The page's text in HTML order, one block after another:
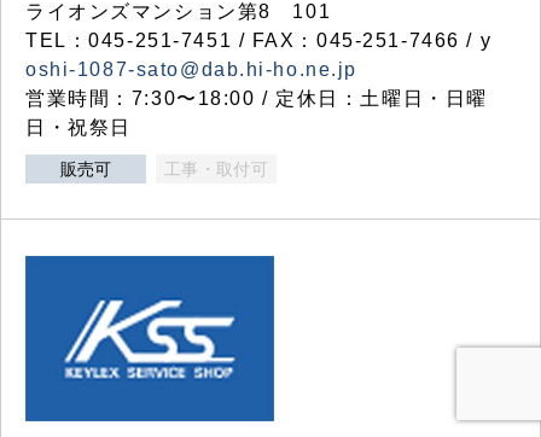
ライオンズマンション第8 101
TEL：045-251-7451 / FAX：045-251-7466 / y
oshi-1087-sato@dab.hi-ho.ne.jp
営業時間：7:30〜18:00 / 定休日：土曜日・日曜
日・祝祭日
販売可 工事・取付可